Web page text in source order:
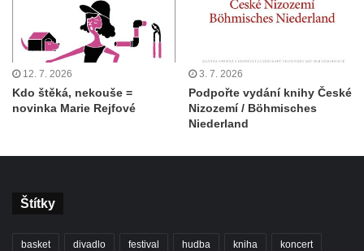
12. 7. 2026
Kdo štěká, nekouše =
novinka Marie Rejfové
3. 7. 2026
Podpořte vydání knihy České
Nizozemí / Böhmisches
Niederland
Štítky
basket divadlo festival hudba kniha koncert